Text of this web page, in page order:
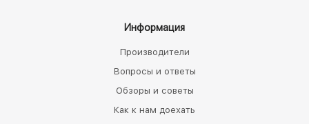
Информация
Производители
Вопросы и ответы
Обзоры и советы
Как к нам доехать